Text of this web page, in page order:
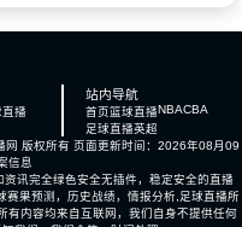
播
站内导航
首页篮球直播NBACBA
足球直播英超
网 版权所有 页面更新时间：2026年08月09
信息
讯完全绿色安全无插件，稳定安全的直播
果预测，历史战绩，情报分析,足球直播所
有内容均来自互联网，我们自身不提供任何